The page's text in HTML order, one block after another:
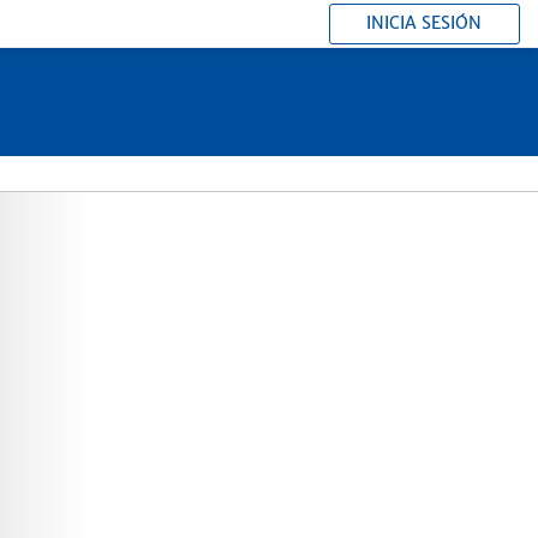
INICIA SESIÓN